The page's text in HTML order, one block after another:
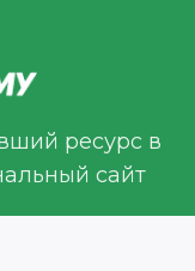
ресурс в
сайт